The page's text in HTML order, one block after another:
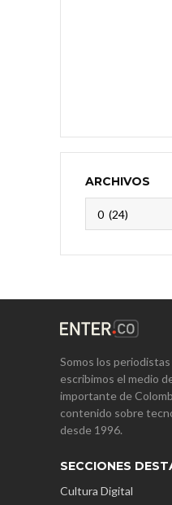
ARCHIVOS
Somos los
escribimos el medio
importante de
contenido sobre
desde 1996.
SECCIONES
Cultura Digital